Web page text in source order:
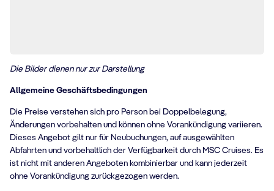
Die Bilder dienen nur zur Darstellung
Allgemeine Geschäftsbedingungen
Die Preise verstehen sich pro Person bei Doppelbelegung,
Änderungen vorbehalten und können ohne Vorankündigung variieren.
Dieses Angebot gilt nur für Neubuchungen, auf ausgewählten
Abfahrten und vorbehaltlich der Verfügbarkeit durch MSC Cruises. Es
ist nicht mit anderen Angeboten kombinierbar und kann jederzeit
ohne Vorankündigung zurückgezogen werden.